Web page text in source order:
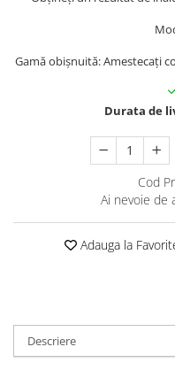
Tratamente
Gamă obișnuită: Amestecați
Durata de
Cod
Ai nevoie de
Adauga la
Descriere